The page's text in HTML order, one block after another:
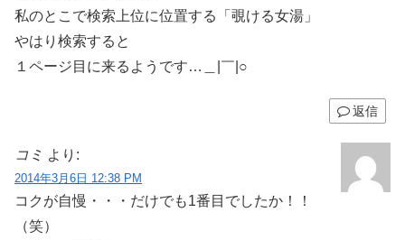
私のとこで検索上位に位置する「覗ける女湯」
やはり検索すると
１ページ目に来るようです…＿|￣|○
返信
コミ より:
2014年3月6日 12:38 PM
コクが自慢・・・だけでも1番目でしたか！！
（笑）